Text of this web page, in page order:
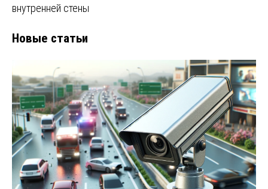
внутренней стены
Новые статьи